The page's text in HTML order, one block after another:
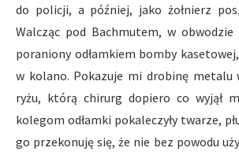
do policji, a później, jako żołnierz
Walcząc pod Bachmutem, w obwodzie
poraniony odłamkiem bomby
w kolano. Pokazuje mi drobinę metalu
ryżu, którą chirurg dopiero co wyjął
kolegom odłamki pokaleczyły twarze,
go przekonuję się, że nie bez powodu